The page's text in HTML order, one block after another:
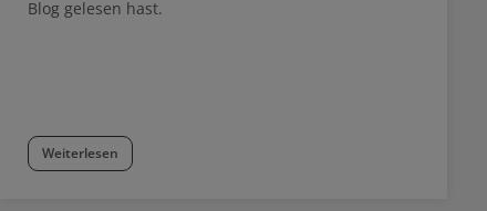
Blog gelesen hast.
Weiterlesen